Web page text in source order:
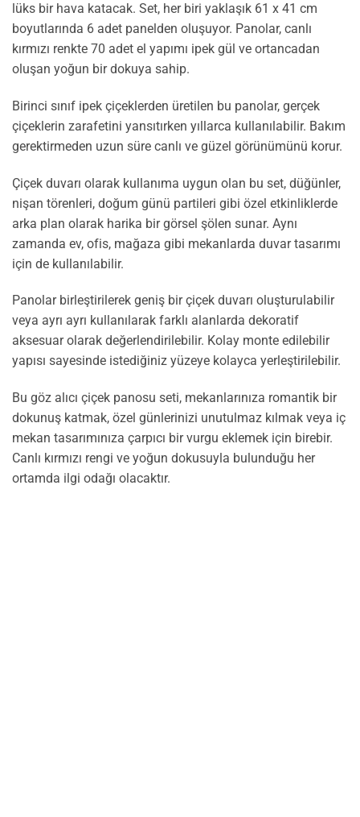
lüks bir hava katacak. Set, her biri yaklaşık 61 x 41 cm
boyutlarında 6 adet panelden oluşuyor. Panolar, canlı
kırmızı renkte 70 adet el yapımı ipek gül ve ortancadan
oluşan yoğun bir dokuya sahip.
Birinci sınıf ipek çiçeklerden üretilen bu panolar, gerçek
çiçeklerin zarafetini yansıtırken yıllarca kullanılabilir. Bakım
gerektirmeden uzun süre canlı ve güzel görünümünü korur.
Çiçek duvarı olarak kullanıma uygun olan bu set, düğünler,
nişan törenleri, doğum günü partileri gibi özel etkinliklerde
arka plan olarak harika bir görsel şölen sunar. Aynı
zamanda ev, ofis, mağaza gibi mekanlarda duvar tasarımı
için de kullanılabilir.
Panolar birleştirilerek geniş bir çiçek duvarı oluşturulabilir
veya ayrı ayrı kullanılarak farklı alanlarda dekoratif
aksesuar olarak değerlendirilebilir. Kolay monte edilebilir
yapısı sayesinde istediğiniz yüzeye kolayca yerleştirilebilir.
Bu göz alıcı çiçek panosu seti, mekanlarınıza romantik bir
dokunuş katmak, özel günlerinizi unutulmaz kılmak veya iç
mekan tasarımınıza çarpıcı bir vurgu eklemek için birebir.
Canlı kırmızı rengi ve yoğun dokusuyla bulunduğu her
ortamda ilgi odağı olacaktır.